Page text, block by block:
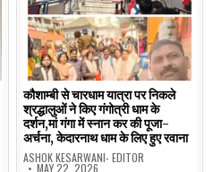
कौशाम्बी से चारधाम यात्रा पर निकले
श्रद्धालुओं ने किए गंगोत्री धाम के
दर्शन,मां गंगा में स्नान कर की पूजा-
अर्चना, केदारनाथ धाम के लिए हुए रवाना
ASHOK KESARWANI- EDITOR
MAY 22, 2026